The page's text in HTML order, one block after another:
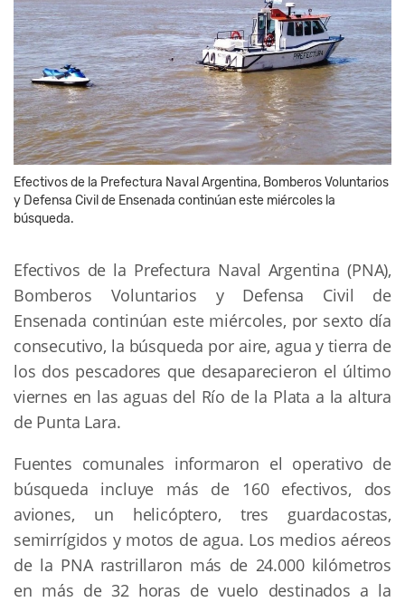
Efectivos de la Prefectura Naval Argentina, Bomberos Voluntarios
y Defensa Civil de Ensenada continúan este miércoles la
búsqueda.
Efectivos de la Prefectura Naval Argentina (PNA),
Bomberos Voluntarios y Defensa Civil de
Ensenada continúan este miércoles, por sexto día
consecutivo, la búsqueda por aire, agua y tierra de
los dos pescadores que desaparecieron el último
viernes en las aguas del Río de la Plata a la altura
de Punta Lara.
Fuentes comunales informaron el operativo de
búsqueda incluye más de 160 efectivos, dos
aviones, un helicóptero, tres guardacostas,
semirrígidos y motos de agua. Los medios aéreos
de la PNA rastrillaron más de 24.000 kilómetros
en más de 32 horas de vuelo destinados a la